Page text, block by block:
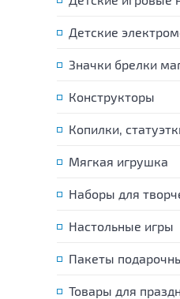
Детские
Значки брелки
Конструкторы
Копилки,
Мягкая игрушка
Наборы для
Настольные игры
Пакеты
Товары для